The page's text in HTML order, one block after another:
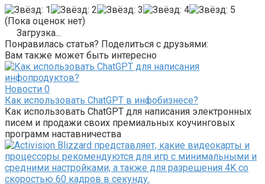
(Пока оценок нет)
Загрузка...
Понравилась статья? Поделиться с друзьями:
Вам также может быть интересно
Новости 0
Как использовать ChatGPT в инфобизнесе?
Как использовать ChatGPT для написания электронных
писем и продажи своих премиальных коучинговых
программ наставничества